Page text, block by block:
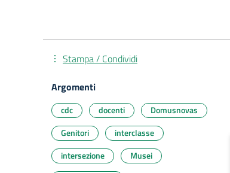
Stampa / Condividi
Argomenti
cdc docenti
Domusnovas
Genitori
interclasse
intersezione
Musei